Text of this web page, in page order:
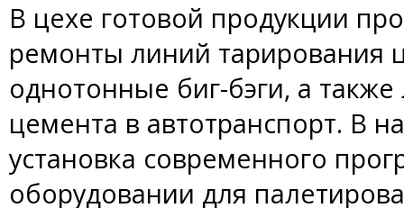
В цехе готовой продукции
ремонты линий тарирования
однотонные биг-бэги, а
цемента в автотранспорт. В
установка современного
оборудовании для